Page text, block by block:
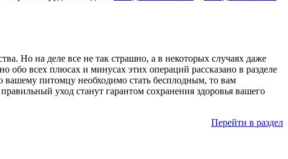
Но на деле все не так страшно, а в некоторых случаях даже
обо всех плюсах и минусах этих операций рассказано в разделе
вашему питомцу необходимо стать бесплодным, то вам
уход станут гарантом сохранения здоровья вашего
Перейти в раздел